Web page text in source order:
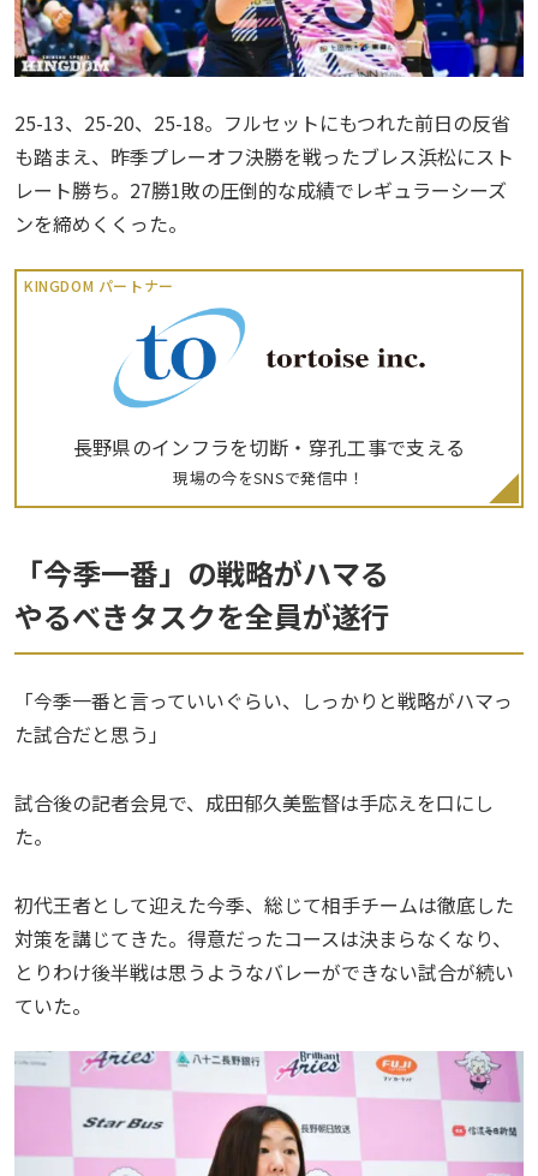
25-13、25-20、25-18。フルセットにもつれた前日の反省
も踏まえ、昨季プレーオフ決勝を戦ったブレス浜松にスト
レート勝ち。27勝1敗の圧倒的な成績でレギュラーシーズ
ンを締めくくった。
KINGDOM パートナー
長野県のインフラを切断・穿孔工事で支える
現場の今をSNSで発信中！
「今季一番」の戦略がハマる
やるべきタスクを全員が遂行
「今季一番と言っていいぐらい、しっかりと戦略がハマっ
た試合だと思う」
試合後の記者会見で、成田郁久美監督は手応えを口にし
た。
初代王者として迎えた今季、総じて相手チームは徹底した
対策を講じてきた。得意だったコースは決まらなくなり、
とりわけ後半戦は思うようなバレーができない試合が続い
ていた。